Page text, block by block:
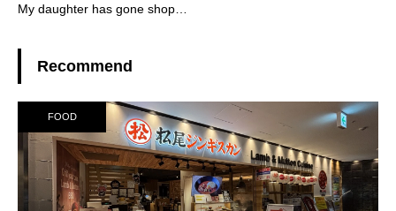
My daughter has gone shoppi
Recommend
FOOD